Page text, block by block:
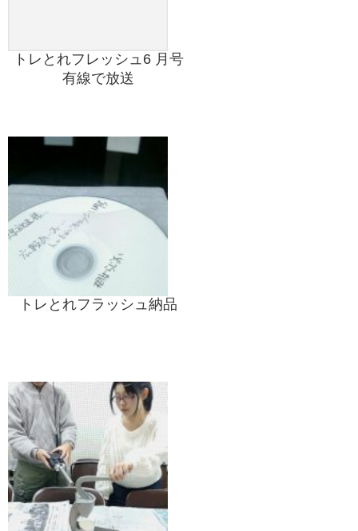
トレとれフレッシュ6 月号
有線で放送
トレとれフラッシュ納品